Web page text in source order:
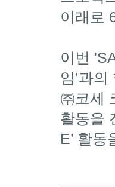
이래로
이번
임’과
㈜코세
활동을
E’ 활